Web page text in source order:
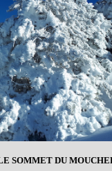
SOMMET DU